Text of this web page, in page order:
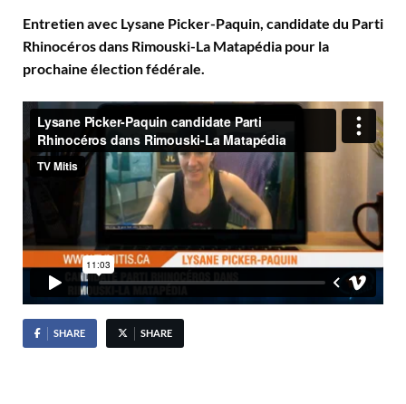
Entretien avec Lysane Picker-Paquin, candidate du Parti
Rhinocéros dans Rimouski-La Matapédia pour la
prochaine élection fédérale.
SHARE SHARE